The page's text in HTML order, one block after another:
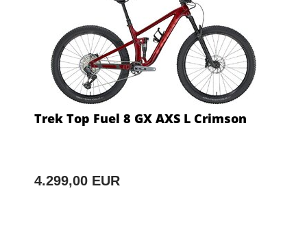
Trek Top Fuel 8 GX AXS L Crimson
4.299,00 EUR